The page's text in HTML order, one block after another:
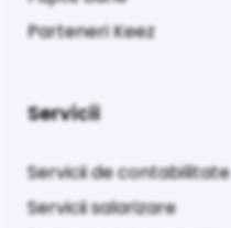
Parteneri Keez
Servicii
Servicii de contabilitate
Servicii salarizare